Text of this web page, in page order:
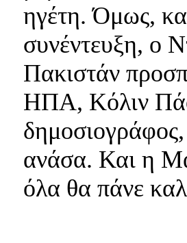
ηγέτη. Όμως,
συνέντευξη, ο
Πακιστάν
ΗΠΑ, Κόλιν
ανάσα. Και η
όλα θα πάνε